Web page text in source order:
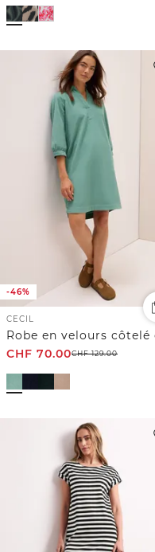
-46%
CECIL
CHF 70.00CHF129.00